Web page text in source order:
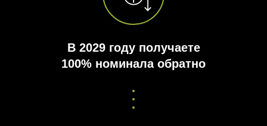
В 2029 году получаете
100% номинала обратно